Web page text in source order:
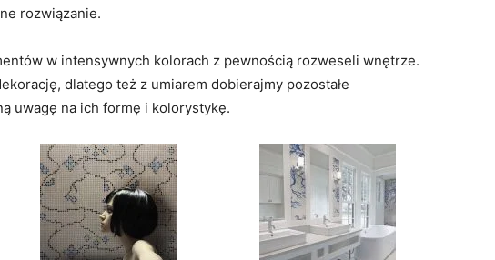
rozwiązanie.
w intensywnych kolorach z pewnością rozweseli wnętrze.
dlatego też z umiarem dobierajmy pozostałe
uwagę na ich formę i kolorystykę.